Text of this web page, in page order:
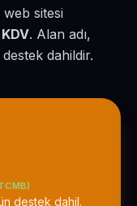
sitesi
. Alan adı,
dahildir.
destek dahil.